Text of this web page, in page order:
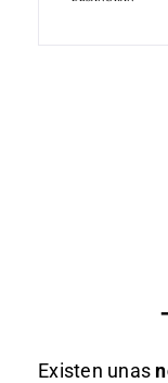
Existen unas